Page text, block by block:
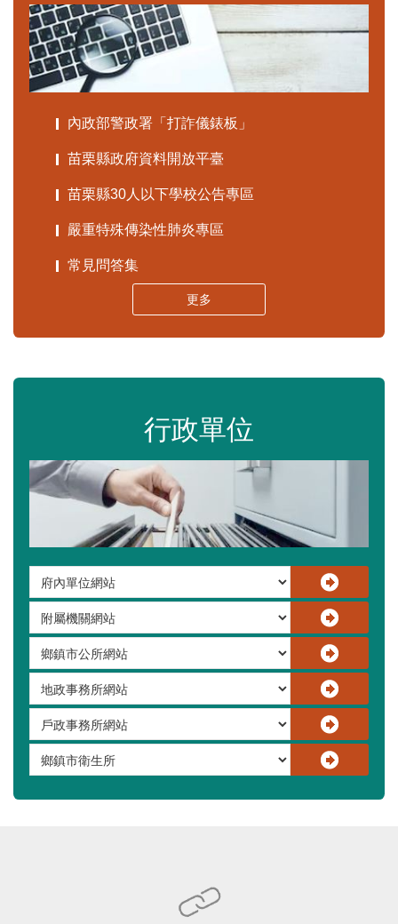
內政部警政署「打詐儀錶板」
苗栗縣政府資料開放平臺
苗栗縣30人以下學校公告專區
嚴重特殊傳染性肺炎專區
常見問答集
更多
行政單位